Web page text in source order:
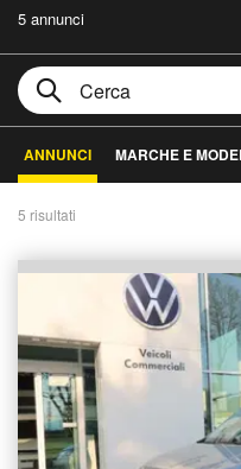
5 annunci
ANNUNCI MARCHE E
5 risultati